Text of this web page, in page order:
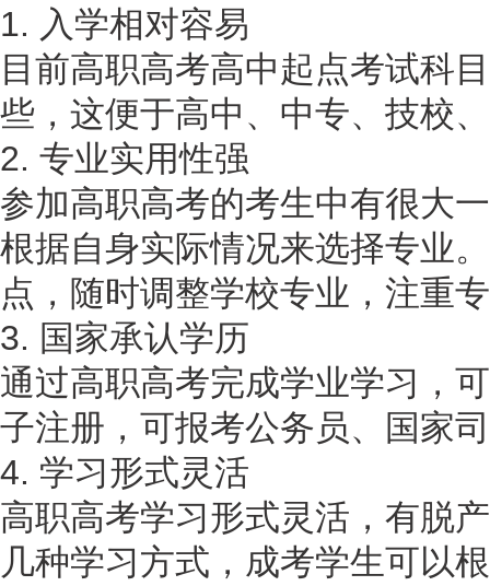
1. 入学相对容易
目前高职高考高中起点考试科
些，这便于高中、中专、技校
2. 专业实用性强
参加高职高考的考生中有很大
根据自身实际情况来选择专业
点，随时调整学校专业，注重
3. 国家承认学历
通过高职高考完成学业学习，
子注册，可报考公务员、国家
4. 学习形式灵活
高职高考学习形式灵活，有脱
几种学习方式，成考学生可以